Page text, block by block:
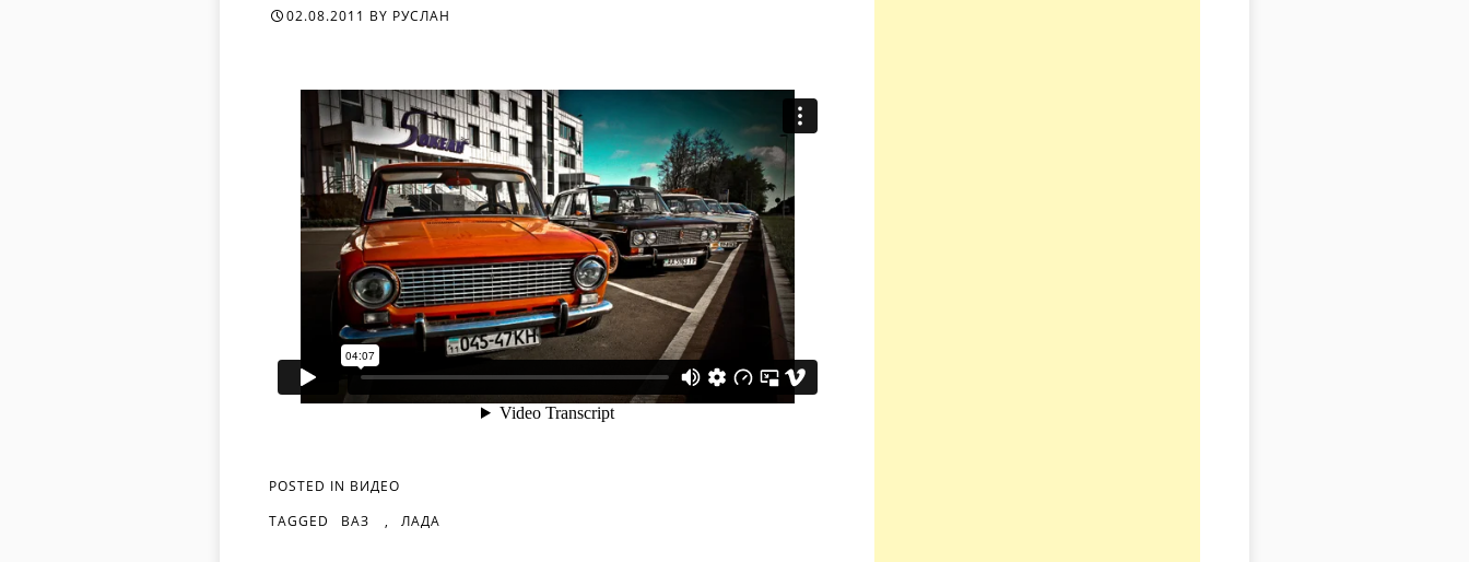
02.08.2011 BY РУСЛАН
POSTED IN ВИДЕО
TAGGED
ВАЗ , ЛАДА